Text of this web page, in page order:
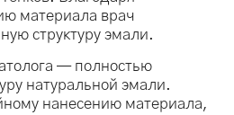
материала врач
структуру эмали.
— полностью
натуральной эмали.
нанесению материала,